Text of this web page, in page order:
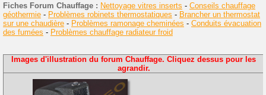
Fiches Forum Chauffage : Nettoyage vitres inserts - Conseils chauffage
géothermie - Problèmes robinets thermostatiques - Brancher un thermostat
sur une chaudière - Problèmes ramonage cheminées - Conduits évacuation
des fumées - Problèmes chauffage radiateur froid
Images d'illustration du forum Chauffage. Cliquez dessus pour les
agrandir.